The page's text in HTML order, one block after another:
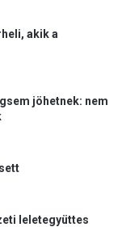
akik a
jöhetnek: nem
leletegyüttes